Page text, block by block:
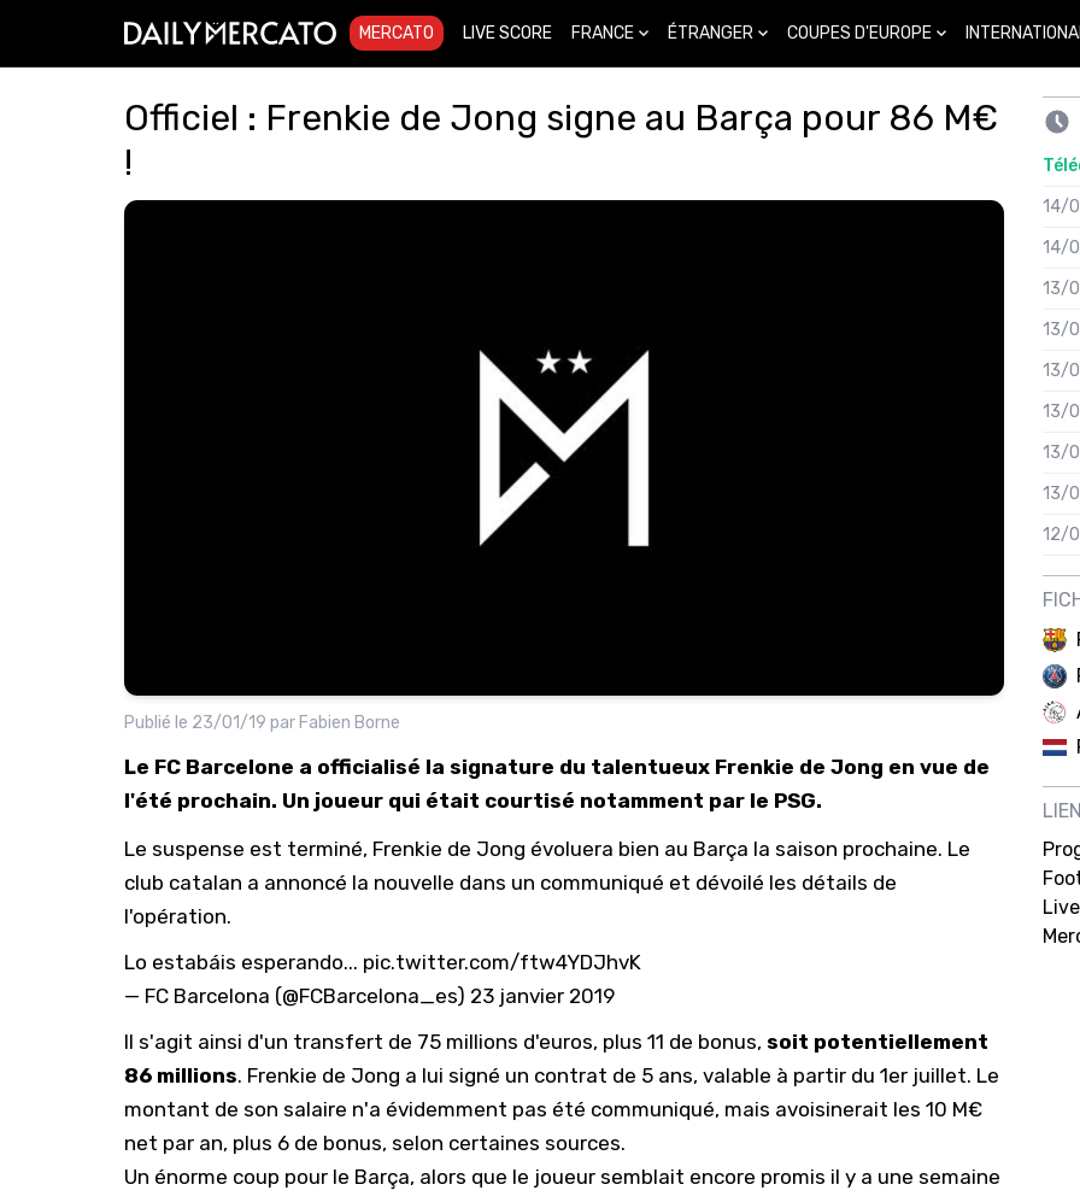
MERCATO LIVE SCORE FRANCE ÉTRANGER COUPES D'EUROPE
Officiel : Frenkie de Jong signe au Barça pour 86 M€
!
Publié le 23/01/19 par Fabien Borne
Le FC Barcelone a officialisé la signature du talentueux Frenkie de Jong en vue de
l'été prochain. Un joueur qui était courtisé notamment par le PSG.
Le suspense est terminé, Frenkie de Jong évoluera bien au Barça la saison prochaine. Le
club catalan a annoncé la nouvelle dans un communiqué et dévoilé les détails de
l'opération.
Lo estabáis esperando... pic.twitter.com/ftw4YDJhvK
— FC Barcelona (@FCBarcelona_es) 23 janvier 2019
Il s'agit ainsi d'un transfert de 75 millions d'euros, plus 11 de bonus, soit potentiellement
86 millions. Frenkie de Jong a lui signé un contrat de 5 ans, valable à partir du 1er juillet. Le
montant de son salaire n'a évidemment pas été communiqué, mais avoisinerait les 10 M€
net par an, plus 6 de bonus, selon certaines sources.
Un énorme coup pour le Barça, alors que le joueur semblait encore promis il y a une semaine
14/
14/
13/
13/
13/
13/
13/
13/
12/
12/
12/01
12/01
12/
11/
11/
11/
10/